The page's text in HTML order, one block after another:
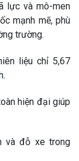
lực và mô-men
mạnh mẽ, phù
trường.
liệu chỉ 5,67
hiện đại giúp
và đỗ xe trong